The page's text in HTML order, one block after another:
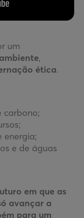
um
,
ética.
carbono;
energia;
e de águas
em que as
avançar a
para um